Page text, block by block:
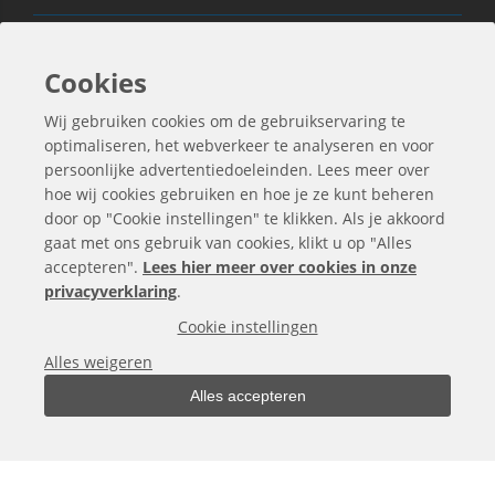
Ook Interessant
Contactgegevens
Alle bedragen zijn exclusief BTW
Cookies
Wij gebruiken cookies om de gebruikservaring te
optimaliseren, het webverkeer te analyseren en voor
persoonlijke advertentiedoeleinden. Lees meer over
hoe wij cookies gebruiken en hoe je ze kunt beheren
door op "Cookie instellingen" te klikken. Als je akkoord
gaat met ons gebruik van cookies, klikt u op "Alles
accepteren". Lees hier meer over cookies in onze
privacyverklaring.
Cookie instellingen
Alles weigeren
Alles accepteren